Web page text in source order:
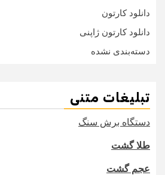
دانلود کارتون
دانلود کارتون ژاپنی
دسته‌بندی نشده
تبلیغات متنی
دستگاه برش سنگ
طلا گشت
عجم گشت